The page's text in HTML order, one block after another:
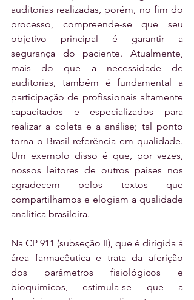
auditorias realizadas, porém, no fim do
processo, compreende-se que seu
objetivo principal é garantir a
segurança do paciente. Atualmente,
mais do que a necessidade de
auditorias, também é fundamental a
participação de profissionais altamente
capacitados e especializados para
realizar a coleta e a análise; tal ponto
torna o Brasil referência em qualidade.
Um exemplo disso é que, por vezes,
nossos leitores de outros países nos
agradecem pelos textos que
compartilhamos e elogiam a qualidade
analítica brasileira.
Na CP 911 (subseção II), que é dirigida à
área farmacêutica e trata da aferição
dos parâmetros fisiológicos e
bioquímicos, estimula-se que a